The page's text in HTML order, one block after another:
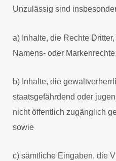
Unzulässig sind
a) Inhalte, die Rechte
Namens- oder
b) Inhalte, die
staatsgefährdend oder
nicht öffentlich zugänglich
sowie
c) sämtliche Eingaben, die